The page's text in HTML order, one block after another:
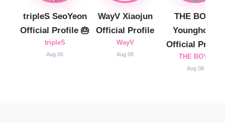
tripleS SeoYeon
Official Profile 🎂
tripleS
Aug 06
WayV Xiaojun
Official Profile
WayV
Aug 08
THE BOYZ
Younghoon
Official Profile
THE BOYZ
Aug 08